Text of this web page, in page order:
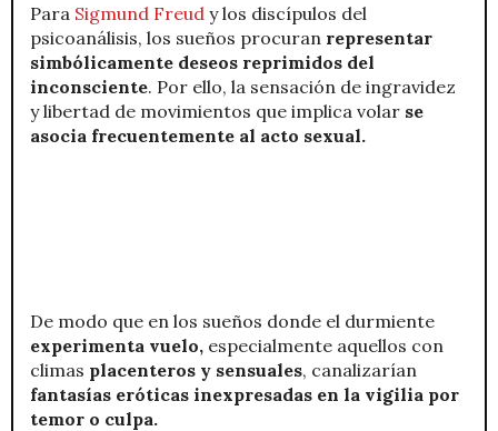
Para Sigmund Freud y los discípulos del
psicoanálisis, los sueños procuran representar
simbólicamente deseos reprimidos del
inconsciente. Por ello, la sensación de ingravidez
y libertad de movimientos que implica volar se
asocia frecuentemente al acto sexual.
De modo que en los sueños donde el durmiente
experimenta vuelo, especialmente aquellos con
climas placenteros y sensuales, canalizarían
fantasías eróticas inexpresadas en la vigilia por
temor o culpa.